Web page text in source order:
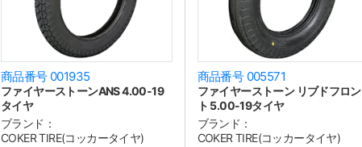
商品番号 001935
ファイヤーストーンANS 4.00-19
タイヤ
ブランド：
COKER TIRE(コッカータイヤ)
商品番号 005571
ファイヤーストーン リブドフロン
ト 5.00-19タイヤ
ブランド：
COKER TIRE(コッカータイヤ)